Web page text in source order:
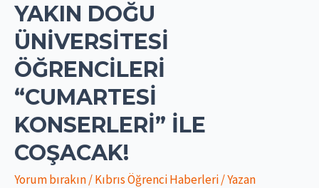
YAKIN DOĞU
ÜNIVERSITESI
ÖĞRENCILERI
“CUMARTESI
KONSERLERI” ILE
COŞACAK!
Yorum bırakın/Kıbrıs Öğrenci Haberleri/ Yazan